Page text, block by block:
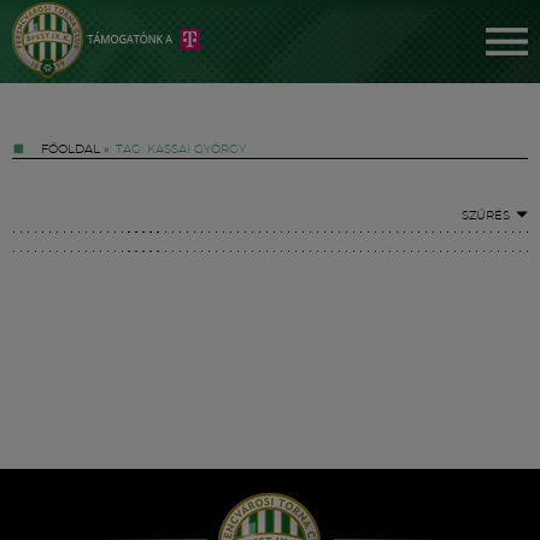
FŐOLDAL » TAG: KASSAI GYÖRGY
SZŰRÉS
Hírek